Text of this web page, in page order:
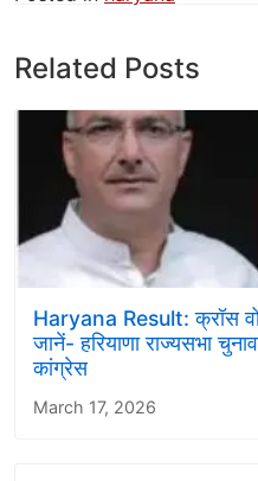
Related Posts
Haryana Result: क्रॉस
जानें- हरियाणा राज्यसभा
कांग्रेस
March 17, 2026